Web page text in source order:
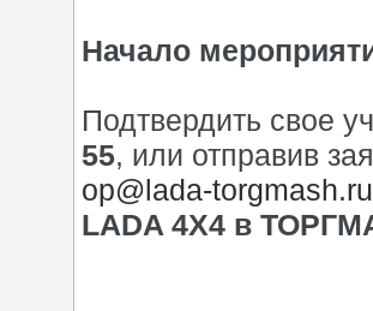
Начало
Подтвердить свое
55, или отправив
op@lada-torgmash.ru
LADA 4X4 в